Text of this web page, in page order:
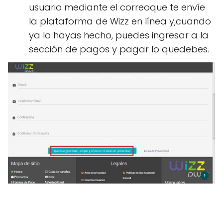
usuario mediante el correoque te envíe
la plataforma de Wizz en línea y,cuando
ya lo hayas hecho, puedes ingresar a la
sección de pagos y pagar lo quedebes.